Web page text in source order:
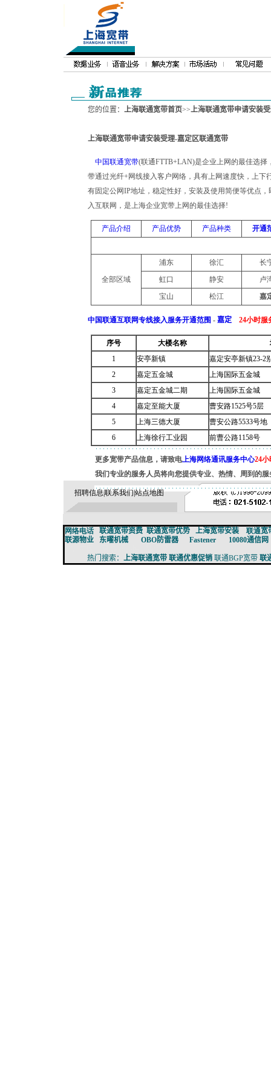
您的位置： 上海联通宽带首页>>上海联通宽带申请安装
上海联通宽带申请安装受理-嘉定区联通宽带
中国联通宽带(联通FTTB+LAN)是企业上网的最佳选择
带通过光纤+网线接入客户网络，具有上网速度快，上下
有固定公网IP地址，稳定性好，安装及使用简便等优点
入互联网，是上海企业宽带上网的最佳选择!
产品介绍 产品优势 产品种类 开通
全部区域
浦东 徐汇
长
虹口
静安
卢
宝山
松江 嘉
中国联通互联网专线接入服务开通范围 - 嘉定 24小时服
序号 大楼名称
1
安亭新镇 嘉定安亭新镇23-2
2
嘉定五金城
上海国际五金城
3
嘉定五金城二期
上海国际五金城
4
嘉定至能大厦 曹安路1525号5层
5
上海三德大厦
曹安公路5533号地
6
上海徐行工业园 前曹公路1158号
更多宽带产品信息，请致电上海网络通讯服务中心24小
我们专业的服务人员将向您提供专业、热情、周到的服
招聘信息|联系我们|站点地图
网络电话 联通宽带资费 联通宽带优势 上海宽带安装 联通宽
联源物业
东曜机械 OBO防雷器 Fastener 10080通信网
专业
热门搜索： 上海联通宽带 联通优惠促销 联通BGP宽带 联